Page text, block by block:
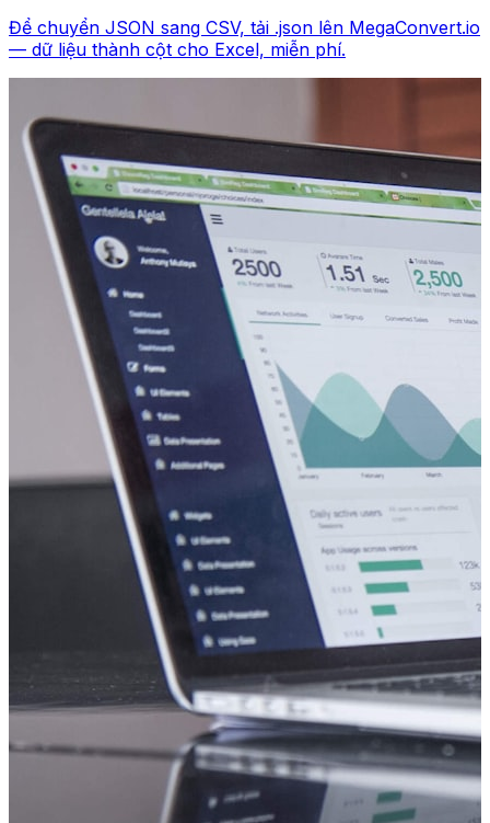
Để chuyển JSON sang CSV, tải .json lên MegaConvert.io
— dữ liệu thành cột cho Excel, miễn phí.